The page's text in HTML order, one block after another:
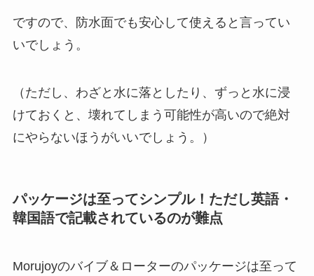
ですので、防水面でも安心して使えると言ってい
いでしょう。
（ただし、わざと水に落としたり、ずっと水に浸
けておくと、壊れてしまう可能性が高いので絶対
にやらないほうがいいでしょう。）
パッケージは至ってシンプル！ただし英語・
韓国語で記載されているのが難点
Morujoyのバイブ＆ローターのパッケージは至って